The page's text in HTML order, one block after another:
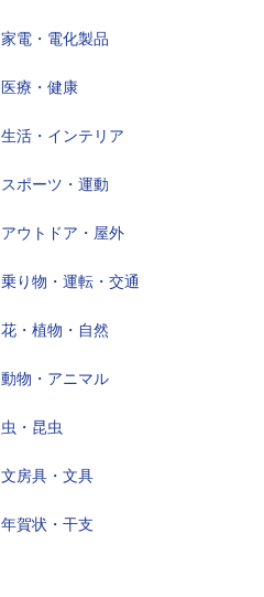
家電・電化製品
医療・健康
生活・インテリア
スポーツ・運動
アウトドア・屋外
乗り物・運転・交通
花・植物・自然
動物・アニマル
虫・昆虫
文房具・文具
年賀状・干支